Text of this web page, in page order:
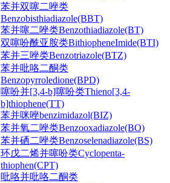
苯并双噻二唑类
Benzobisthiadiazole(BBT)
苯并噻二唑类Benzothiadiazole(BT)
双噻吩酰亚胺类BithiopheneImide(BTI)
苯并三唑类Benzotriazole(BTZ)
苯并吡咯二酮类
Benzopyrroledione(BPD)
噻吩并[3,4-b]噻吩类Thieno[3,4-
b]thiophene(TT)
苯并咪唑benzimidazol(BIZ)
苯并氧二唑类Benzooxadiazole(BO)
苯并硒二唑类Benzoselenadiazole(BS)
环戊二烯并噻吩类Cyclopenta-
thiophen(CPT)
吡咯并吡咯二酮类